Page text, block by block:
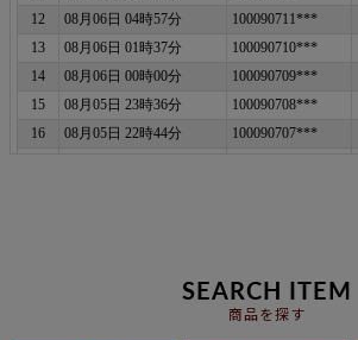
SEARCH ITEM
商品を探す